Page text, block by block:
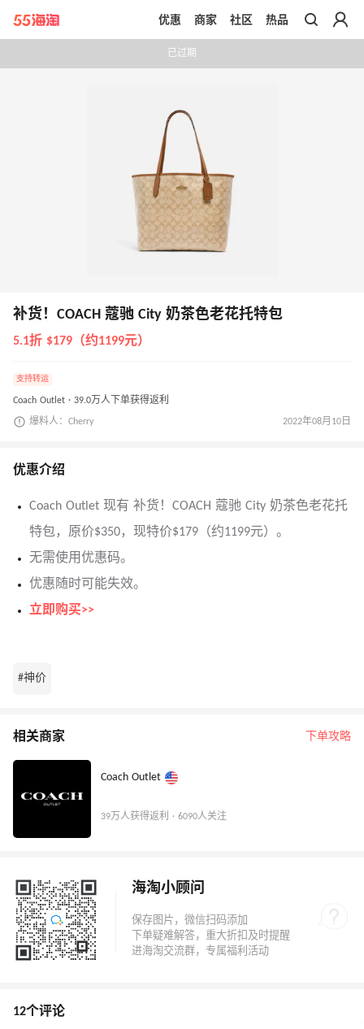
带你去官网买正品
优惠 商家 社区 热品
已过期
补货！COACH 蔻驰 City 奶茶色老花托特包
5.1折 $179（约1199元）
支持转运
Coach Outlet · 39.0万人下单获得返利
爆料人：Cherry 2022年08月10日
优惠介绍
Coach Outlet 现有 补货！COACH 蔻驰 City 奶茶色老花托
特包，原价$350，现特价$179（约1199元）。
无需使用优惠码。
优惠随时可能失效。
立即购买>>
#神价
相关商家 下单攻略
Coach Outlet
39万人获得返利 · 6090人关注
海淘小顾问
12个评论